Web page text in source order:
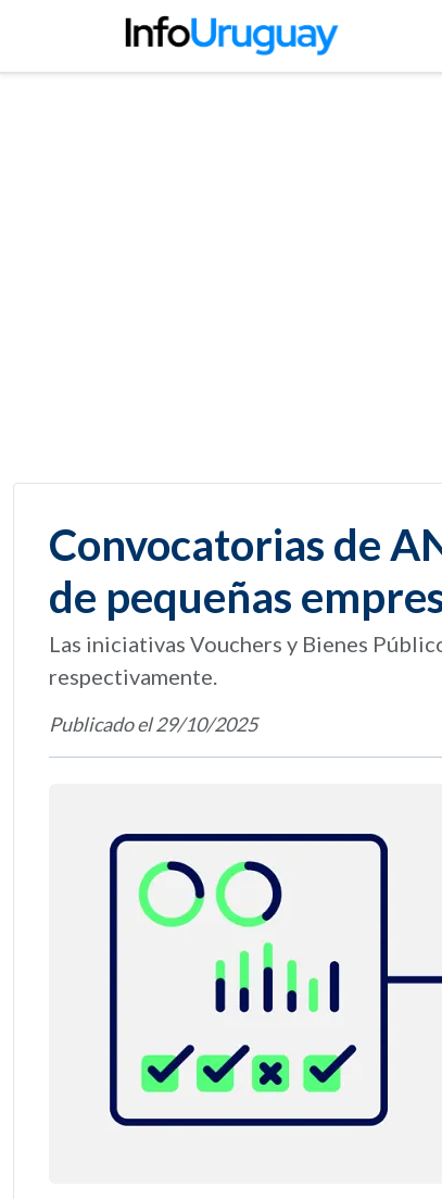
Convocatorias de
de pequeñas
Las iniciativas Vouchers y Bienes
respectivamente.
Publicado el 29/10/2025